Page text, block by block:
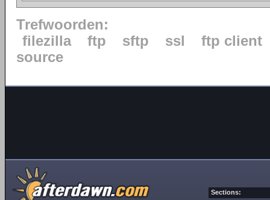
Trefwoorden:
filezilla
ftp sftp ssl
ftp client
source
Sections: